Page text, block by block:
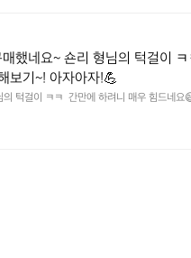
했네요~ 숀리 형님의 턱걸이
보기~! 아자아자!💪
턱걸이 ㅋㅋ  간만에 하려니 매우 힘드네요